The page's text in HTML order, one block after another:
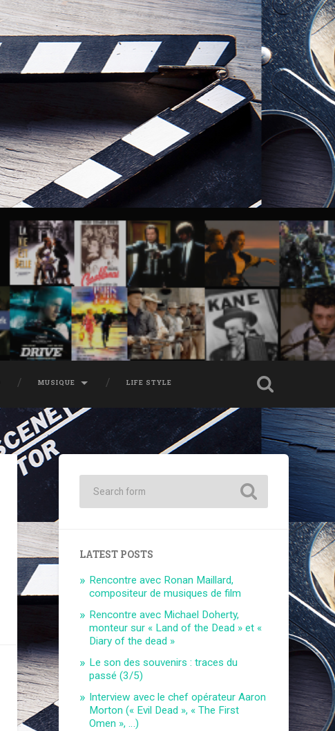
MUSIQUE LIFE STYLE
LATEST POSTS
Rencontre avec Ronan Maillard,
compositeur de musiques de film
Rencontre avec Michael Doherty,
monteur sur « Land of the Dead » et «
Diary of the dead »
Le son des souvenirs : traces du
passé (3/5)
Interview avec le chef opérateur Aaron
Morton (« Evil Dead », « The First
Omen », …)